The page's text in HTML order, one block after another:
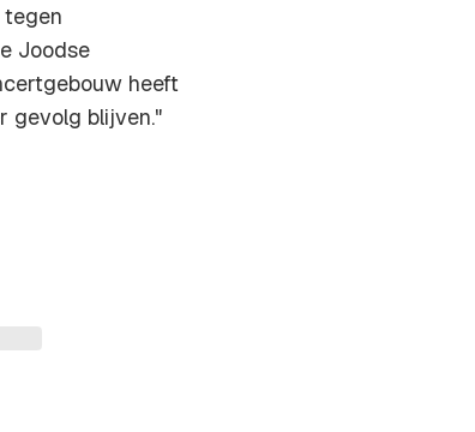
tegen
Joodse
heeft
gevolg blijven."